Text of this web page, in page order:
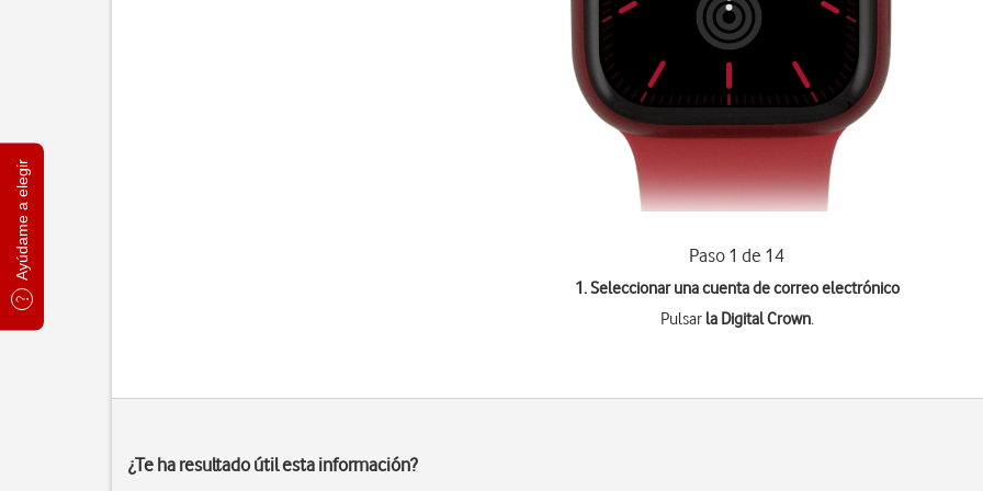
Ayúdame a elegir Paso 1 de 14
1. Seleccionar una cuenta de correo electrónico
Pulsar la Digital Crown.
¿Te ha resultado útil esta información?